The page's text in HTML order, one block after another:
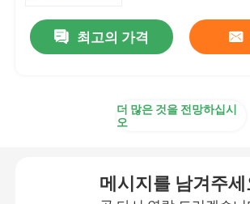
최고의 가격
더 많은 것을 전망하십시
오
메시지를 남겨주세